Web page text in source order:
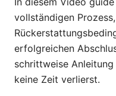
vollständigen
erfolgreichen
schrittweise
keine Zeit verlierst.